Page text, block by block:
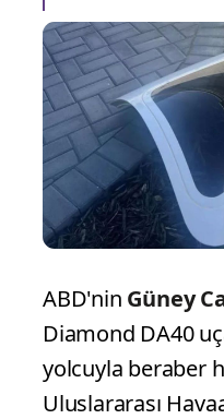
ABD'nin Güney
Diamond DA40
yolcuyla beraber
Uluslararası